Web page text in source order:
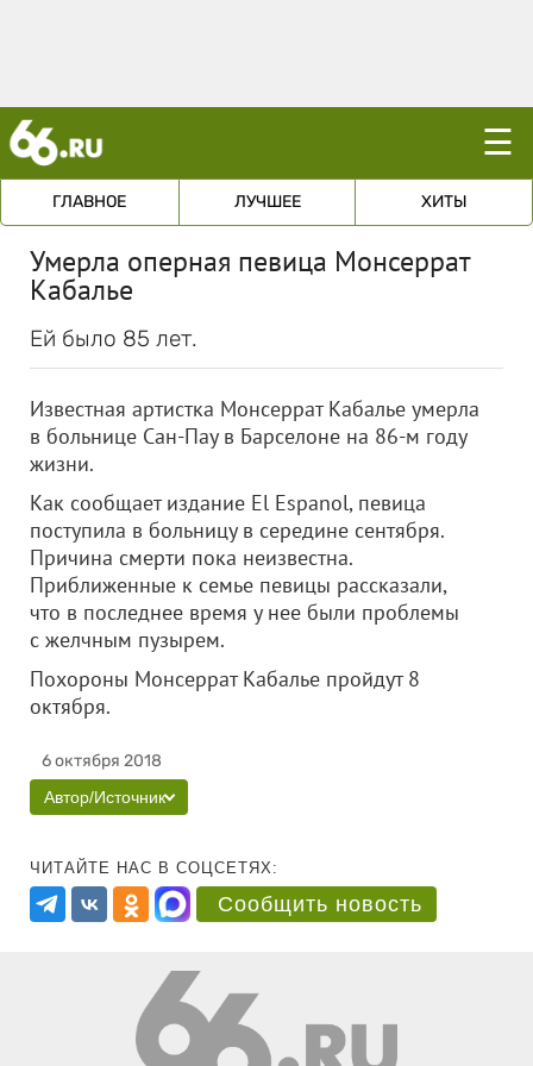
☰
ГЛАВНОЕ ЛУЧШЕЕ ХИТЫ
Умерла оперная певица Монсеррат
Кабалье
Ей было 85 лет.
Известная артистка Монсеррат Кабалье умерла
в больнице Сан-Пау в Барселоне на 86-м году
жизни.
Как сообщает издание El Espanol, певица
поступила в больницу в середине сентября.
Причина смерти пока неизвестна.
Приближенные к семье певицы рассказали,
что в последнее время у нее были проблемы
с желчным пузырем.
Похороны Монсеррат Кабалье пройдут 8
октября.
6 октября 2018
Автор/Источник
ЧИТАЙТЕ НАС В СОЦСЕТЯХ:
Сообщить новость